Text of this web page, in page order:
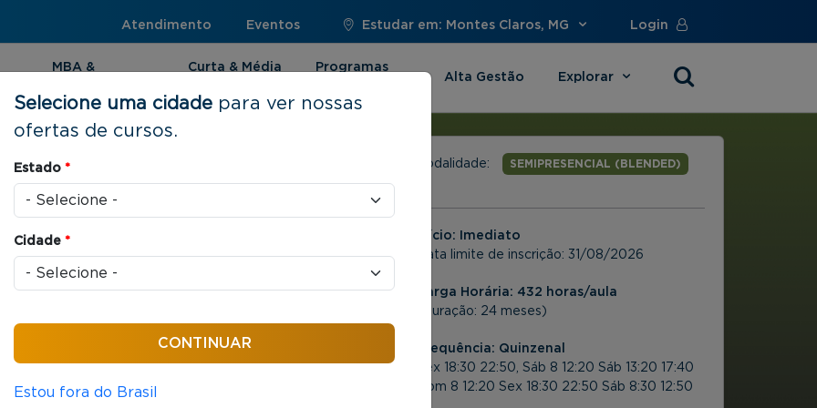
Atendimento Eventos Estudar em: Montes Claros, MG Login
MBA &
Curta & Média
Programas
Alta Gestão Explorar
Modalidade: SEMIPRESENCIAL (BLENDED)
Início: Imediato
Data limite de inscrição: 31/08/2026
Carga Horária: 432 horas/aula
(Duração: 24 meses)
Frequência: Quinzenal
Sex 18:30 22:50, Sáb 8 12:20 Sáb 13:20 17:40
Dom 8 12:20 Sex 18:30 22:50 Sáb 8:30 12:50
e Supply Chain Management
/ aula
Logística e Supply
Selecione uma cidade para ver nossas
ofertas de cursos.
Estado *
Cidade *
Estou fora do Brasil